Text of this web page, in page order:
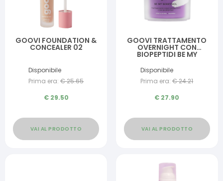
GOOVI FOUNDATION &
CONCEALER 02
Disponibile
Prima era: €25.65
€ 29.50
VAI AL PRODOTTO
GOOVI TRATTAMENTO
OVERNIGHT CON
BIOPEPTIDI BE MY
Disponibile
Prima era: €24.21
€ 27.90
VAI AL PRODOTTO